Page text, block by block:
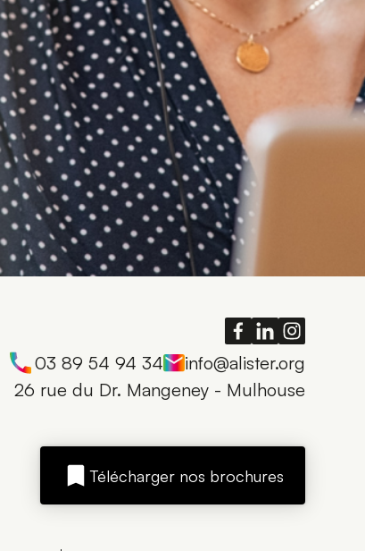
03 89 54 94 34
info@alister.org
26 rue du Dr. Mangeney - Mulhouse
Télécharger nos brochures